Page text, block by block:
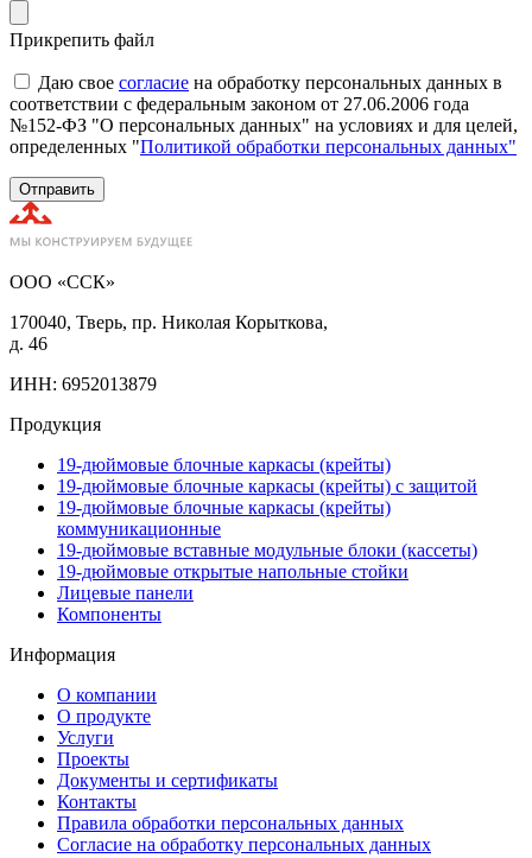
Прикрепить файл
Даю свое согласие на обработку персональных данных в
соответствии с федеральным законом от 27.06.2006 года
№152-ФЗ "О персональных данных" на условиях и для целей,
определенных "Политикой обработки персональных данных"
Отправить
ООО «ССК»
170040, Тверь, пр. Николая Корыткова,
д. 46
ИНН: 6952013879
Продукция
19-дюймовые блочные каркасы (крейты)
19-дюймовые блочные каркасы (крейты) с защитой
19-дюймовые блочные каркасы (крейты)
коммуникационные
19-дюймовые вставные модульные блоки (кассеты)
19-дюймовые открытые напольные стойки
Лицевые панели
Компоненты
Информация
О компании
О продукте
Услуги
Проекты
Документы и сертификаты
Контакты
Правила обработки персональных данных
Согласие на обработку персональных данных